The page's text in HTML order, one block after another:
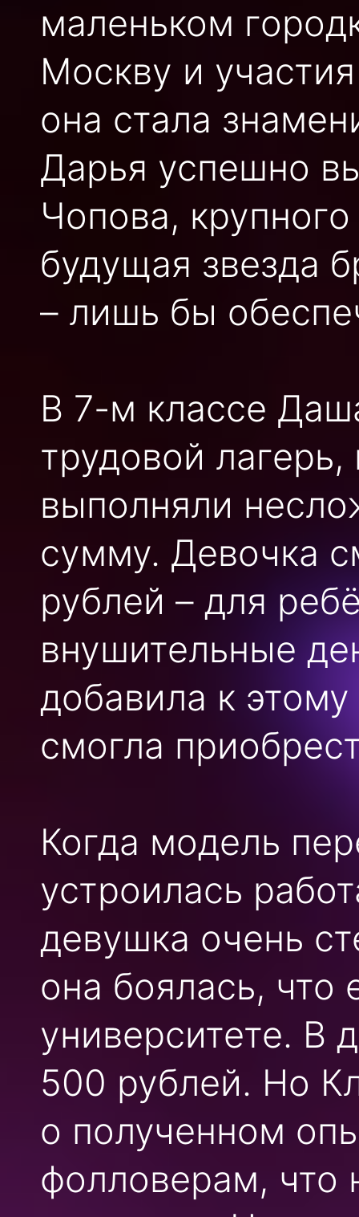
маленьком
Москву и
она стала
Дарья успешно
Чопова,
будущая звезда
– лишь бы
В 7-м классе
трудовой
выполняли
сумму. Девочка
рублей – для
внушительные
добавила к
смогла
Когда модель
устроилась
девушка очень
она боялась, что
университете. В
500 рублей. Но
о полученном
фолловерам, что